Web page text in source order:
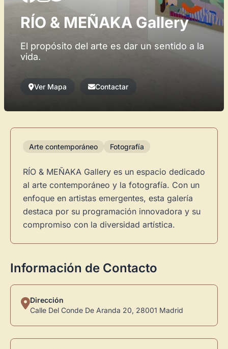
RÍO & MEÑAKA Gallery
El propósito del arte es dar un sentido a la
vida.
Ver Mapa Contactar
Arte contemporáneo Fotografía
RÍO & MEÑAKA Gallery es un espacio dedicado
al arte contemporáneo y la fotografía. Con un
enfoque en artistas emergentes, esta galería
destaca por su programación innovadora y su
compromiso con la diversidad artística.
Información de Contacto
Dirección
Calle Del Conde De Aranda 20, 28001 Madrid